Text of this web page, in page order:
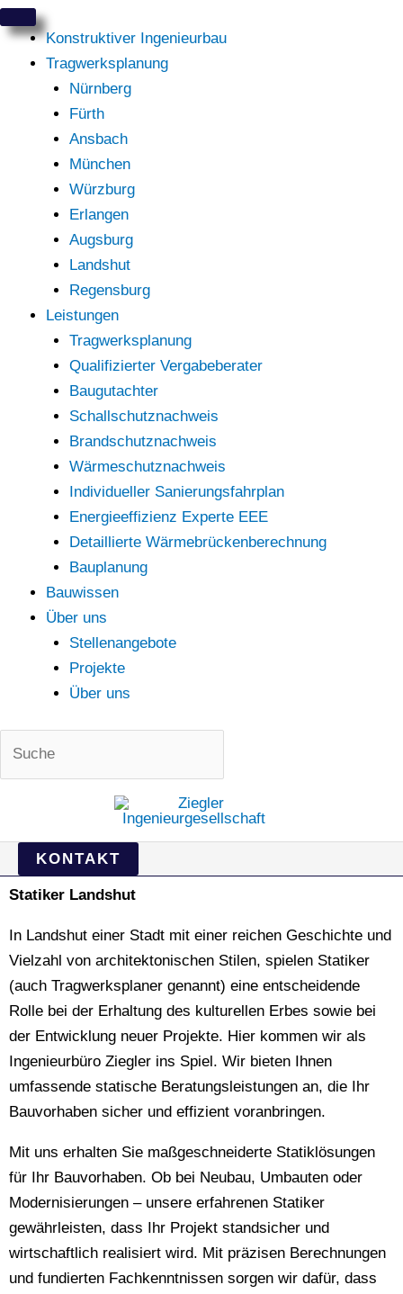
Konstruktiver Ingenieurbau
Tragwerksplanung
Nürnberg
Fürth
Ansbach
München
Würzburg
Erlangen
Augsburg
Landshut
Regensburg
Leistungen
Tragwerksplanung
Qualifizierter Vergabeberater
Baugutachter
Schallschutznachweis
Brandschutznachweis
Wärmeschutznachweis
Individueller Sanierungsfahrplan
Energieeffizienz Experte EEE
Detaillierte Wärmebrückenberechnung
Bauplanung
Bauwissen
Über uns
Stellenangebote
Projekte
Über uns
Zum
Inhalt
springen
KONTAKT
Statiker Landshut
In Landshut einer Stadt mit einer reichen Geschichte und
Vielzahl von architektonischen Stilen, spielen Statiker
(auch Tragwerksplaner genannt) eine entscheidende
Rolle bei der Erhaltung des kulturellen Erbes sowie bei
der Entwicklung neuer Projekte. Hier kommen wir als
Ingenieurbüro Ziegler ins Spiel. Wir bieten Ihnen
umfassende statische Beratungsleistungen an, die Ihr
Bauvorhaben sicher und effizient voranbringen.
Mit uns erhalten Sie maßgeschneiderte Statiklösungen
für Ihr Bauvorhaben. Ob bei Neubau, Umbauten oder
Modernisierungen – unsere erfahrenen Statiker
gewährleisten, dass Ihr Projekt standsicher und
wirtschaftlich realisiert wird. Mit präzisen Berechnungen
und fundierten Fachkenntnissen sorgen wir dafür, dass